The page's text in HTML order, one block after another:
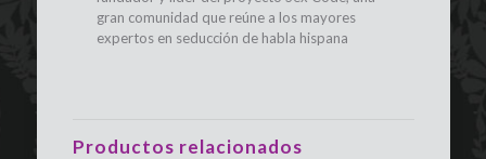
gran comunidad que reúne a los mayores
expertos en seducción de habla hispana
Productos relacionados